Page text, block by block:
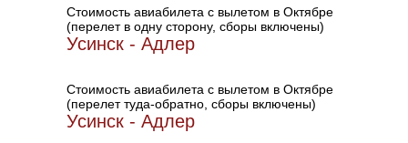
Стоимость авиабилета с вылетом в Октябре
(перелет в одну сторону, сборы включены)
Усинск - Адлер
Стоимость авиабилета с вылетом в Октябре
(перелет туда-обратно, сборы включены)
Усинск - Адлер